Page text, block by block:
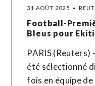
31 AOÛT 2025
Football-
Bleus pour
PARIS
été sélectionné
fois en équipe